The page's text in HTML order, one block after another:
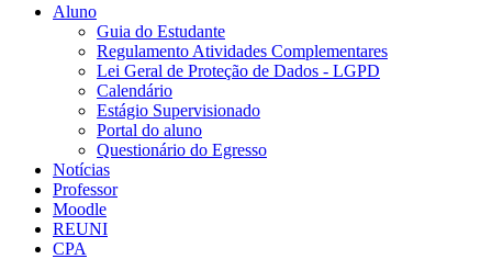
Aluno
Guia do Estudante
Regulamento Atividades Complementares
Lei Geral de Proteção de Dados - LGPD
Calendário
Estágio Supervisionado
Portal do aluno
Questionário do Egresso
Notícias
Professor
Moodle
REUNI
CPA